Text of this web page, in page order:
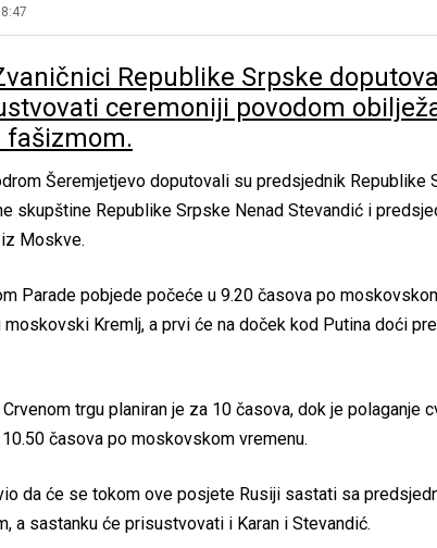
Republike Srpske
ceremoniji povodom
fašizmom.
Šeremjetjevo doputovali su predsjednik Republike
skupštine Republike Srpske Nenad Stevandić i
Moskve.
Parade pobjede počeće u 9.20 časova po
moskovski Kremlj, a prvi će na doček kod Putina doći
trgu planiran je za 10 časova, dok je polaganje
časova po moskovskom vremenu.
da će se tokom ove posjete Rusiji sastati sa
a sastanku će prisustvovati i Karan i Stevandić.